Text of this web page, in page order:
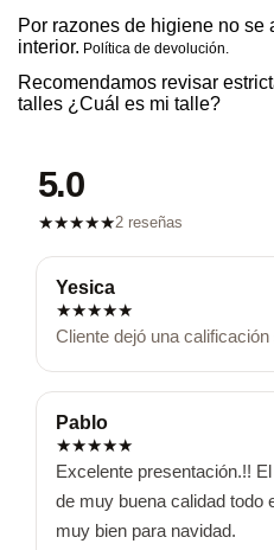
Por razones de higiene no se
interior. Política de devolución.
Recomendamos revisar
talles ¿Cuál es mi talle?
5.0
★★★★★2 reseñas
Yesica
★★★★★
Cliente dejó una
Pablo
★★★★★
Excelente presentación.!!
de muy buena calidad todo
muy bien para navidad.